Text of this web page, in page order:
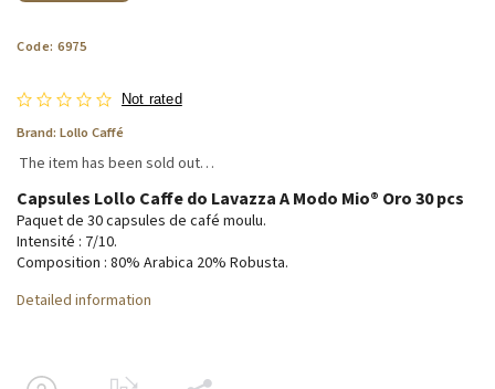
Code: 6975
Not rated
Brand: Lollo Caffé
The item has been sold out…
Capsules Lollo Caffe do Lavazza A Modo Mio® Oro 30 pcs
Paquet de 30 capsules de café moulu.
Intensité : 7/10.
Composition : 80% Arabica 20% Robusta.
Detailed information